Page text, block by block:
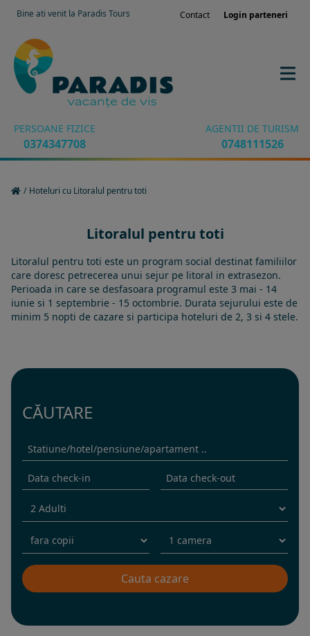
Bine ati venit la Paradis Tours Contact Login parteneri
PERSOANE FIZICE
0374347708
AGENTII DE TURISM
0748111526
/ Hoteluri cu Litoralul pentru toti
Litoralul pentru toti
Litoralul pentru toti este un program social destinat familiilor
care doresc petrecerea unui sejur pe litoral in extrasezon.
Perioada in care se desfasoara programul este 3 mai - 14
iunie si 1 septembrie - 15 octombrie. Durata sejurului este de
minim 5 nopti de cazare si participa hoteluri de 2, 3 si 4 stele.
CĂUTARE